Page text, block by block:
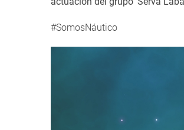
#SomosNáutico